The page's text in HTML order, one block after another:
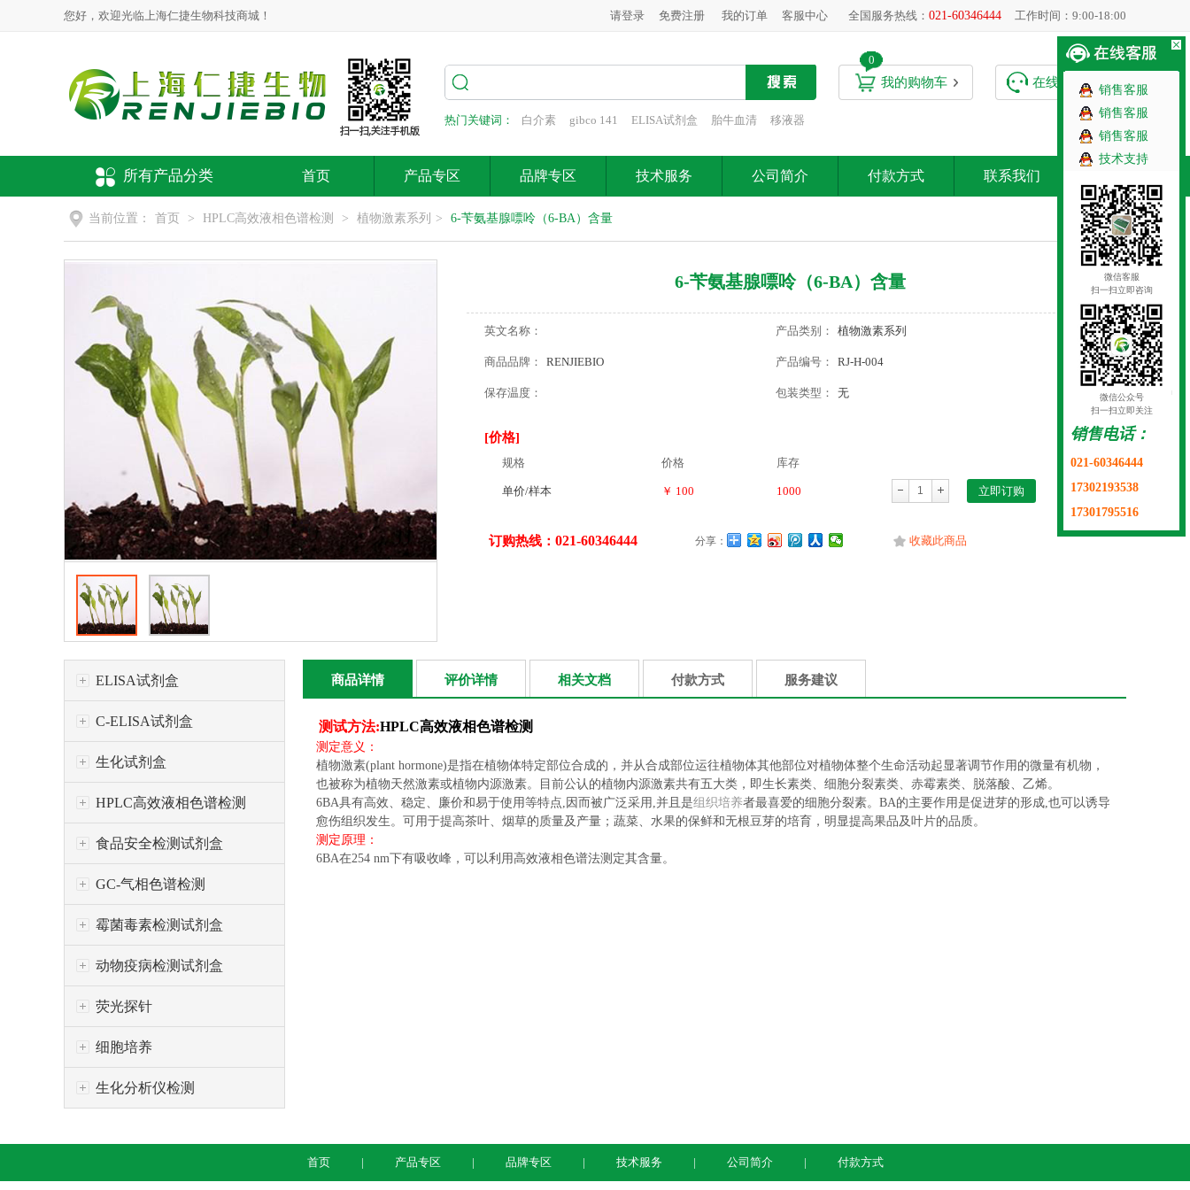
您好，欢迎光临上海仁捷生物科技商城！ 工作时间：9:00-18:00
全国服务热线： 021-60346444
请登录 免费注册 我的订单 客服中心
0
我的购物车 在线客服
热门关键词： 白介素 gibco 141 ELISA试剂盒 胎牛血清 移液器
所有产品分类 首页 产品专区 品牌专区 技术服务 公司简介 付款方式 联系我们
当前位置： 首页 > HPLC高效液相色谱检测 > 植物激素系列 > 6-苄氨基腺嘌呤（6-BA）含量
6-苄氨基腺嘌呤（6-BA）含量
英文名称： 产品类别： 植物激素系列
商品品牌： RENJIEBIO 产品编号： RJ-H-004
保存温度： 包装类型： 无
[价格]
规格 价格 库存
单价/样本 ￥ 100 1000 立即订购
订购热线： 021-60346444 分享： 收藏此商品
ELISA试剂盒
C-ELISA试剂盒
生化试剂盒
HPLC高效液相色谱检测
食品安全检测试剂盒
GC-气相色谱检测
霉菌毒素检测试剂盒
动物疫病检测试剂盒
荧光探针
细胞培养
生化分析仪检测
商品详情 评价详情 相关文档 付款方式 服务建议
测试方法:HPLC高效液相色谱检测
测定意义：
植物激素(plant hormone)是指在植物体特定部位合成的，并从合成部位运往植物体其他部位对植物体整个生命活动起显著调节作用的微量有机物，
也被称为植物天然激素或植物内源激素。目前公认的植物内源激素共有五大类，即生长素类、细胞分裂素类、赤霉素类、脱落酸、乙烯。
6BA具有高效、稳定、廉价和易于使用等特点,因而被广泛采用,并且是组织培养者最喜爱的细胞分裂素。BA的主要作用是促进芽的形成,也可以诱导
愈伤组织发生。可用于提高茶叶、烟草的质量及产量；蔬菜、水果的保鲜和无根豆芽的培育，明显提高果品及叶片的品质。
测定原理：
6BA在254 nm下有吸收峰，可以利用高效液相色谱法测定其含量。
首页 产品专区 品牌专区 技术服务 公司简介 付款方式
销售客服
销售客服
销售客服
技术支持
微信客服
扫一扫立即咨询
微信公众号
扫一扫立即关注
销售电话：
021-60346444
17302193538
17301795516